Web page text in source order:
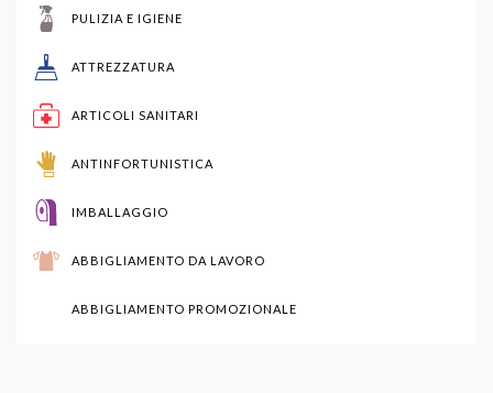
PULIZIA E IGIENE
ATTREZZATURA
ARTICOLI SANITARI
ANTINFORTUNISTICA
IMBALLAGGIO
ABBIGLIAMENTO DA LAVORO
ABBIGLIAMENTO PROMOZIONALE